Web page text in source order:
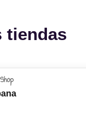
tiendas